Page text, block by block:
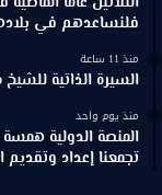
فلنساعدهم في
منذ 11 ساعة
السيرة الذاتية
منذ يوم واحد
المنصة الدولية همسة
تجمعنا إعداد